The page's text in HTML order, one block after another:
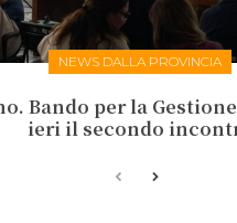
NEWS DALLA PROVINCIA
Bando per la
ieri il secondo